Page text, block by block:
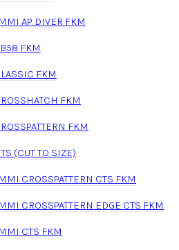
AP DIVER FKM
FKM
FKM
FKM
FKM
(CUT TO SIZE)
CROSSPATTERN CTS FKM
CROSSPATTERN EDGE CTS FKM
CTS FKM